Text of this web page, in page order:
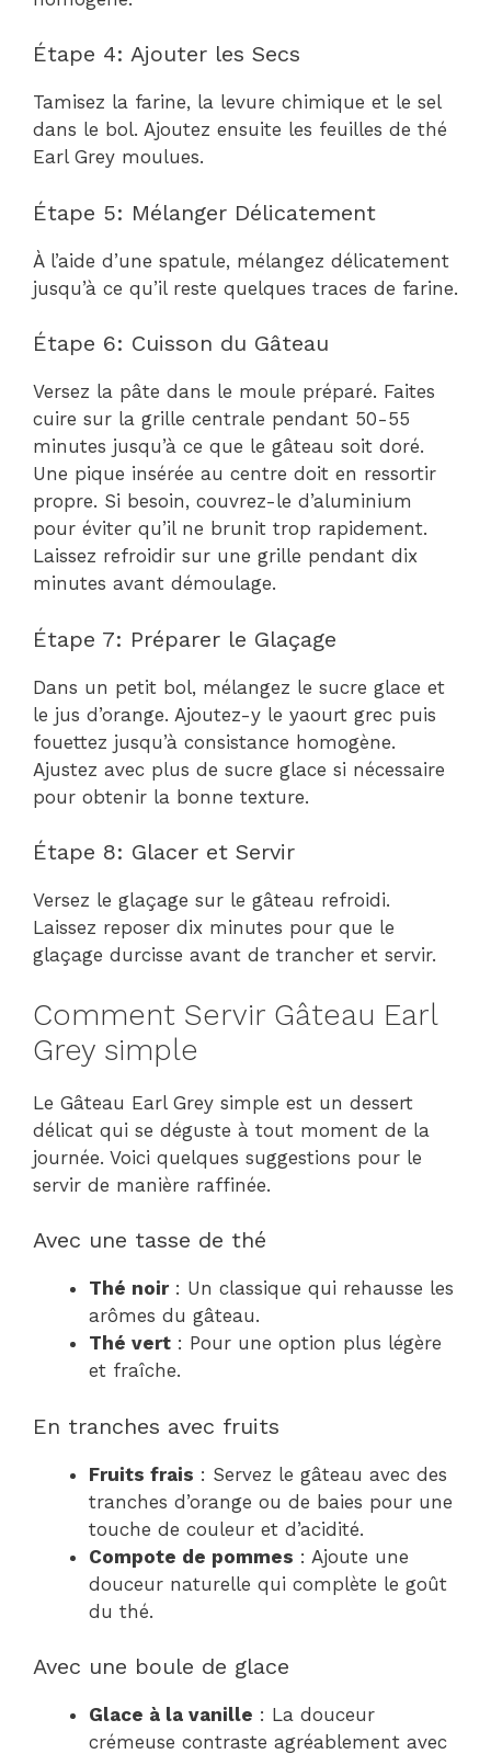
Étape 4: Ajouter les Secs
Tamisez la farine, la levure chimique et le sel
dans le bol. Ajoutez ensuite les feuilles de thé
Earl Grey moulues.
Étape 5: Mélanger Délicatement
À l’aide d’une spatule, mélangez délicatement
jusqu’à ce qu’il reste quelques traces de farine.
Étape 6: Cuisson du Gâteau
Versez la pâte dans le moule préparé. Faites
cuire sur la grille centrale pendant 50-55
minutes jusqu’à ce que le gâteau soit doré.
Une pique insérée au centre doit en ressortir
propre. Si besoin, couvrez-le d’aluminium
pour éviter qu’il ne brunit trop rapidement.
Laissez refroidir sur une grille pendant dix
minutes avant démoulage.
Étape 7: Préparer le Glaçage
Dans un petit bol, mélangez le sucre glace et
le jus d’orange. Ajoutez-y le yaourt grec puis
fouettez jusqu’à consistance homogène.
Ajustez avec plus de sucre glace si nécessaire
pour obtenir la bonne texture.
Étape 8: Glacer et Servir
Versez le glaçage sur le gâteau refroidi.
Laissez reposer dix minutes pour que le
glaçage durcisse avant de trancher et servir.
Comment Servir Gâteau Earl
Grey simple
Le Gâteau Earl Grey simple est un dessert
délicat qui se déguste à tout moment de la
journée. Voici quelques suggestions pour le
servir de manière raffinée.
Avec une tasse de thé
Thé noir: Un classique qui rehausse les
arômes du gâteau.
Thé vert : Pour une option plus légère
et fraîche.
En tranches avec fruits
Fruits frais : Servez le gâteau avec des
tranches d’orange ou de baies pour une
touche de couleur et d’acidité.
Compote de pommes : Ajoute une
douceur naturelle qui complète le goût
du thé.
Avec une boule de glace
Glace à la vanille : La douceur
crémeuse contraste agréablement avec